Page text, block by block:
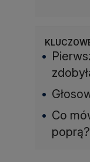
Co
poprą?